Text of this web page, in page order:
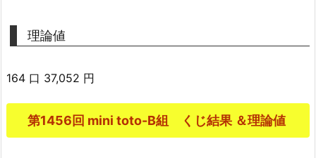
理論値
164 口 37,052 円
第1456回 mini toto-B組 くじ結果 ＆理論値